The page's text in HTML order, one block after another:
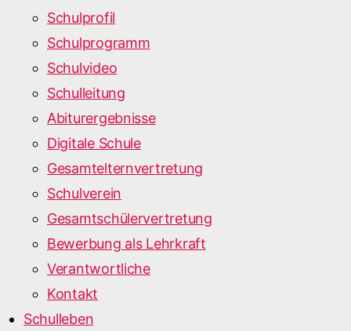
Schulprofil
Schulprogramm
Schulvideo
Schulleitung
Abiturergebnisse
Digitale Schule
Gesamtelternvertretung
Schulverein
Gesamtschülervertretung
Bewerbung als Lehrkraft
Verantwortliche
Kontakt
Schulleben